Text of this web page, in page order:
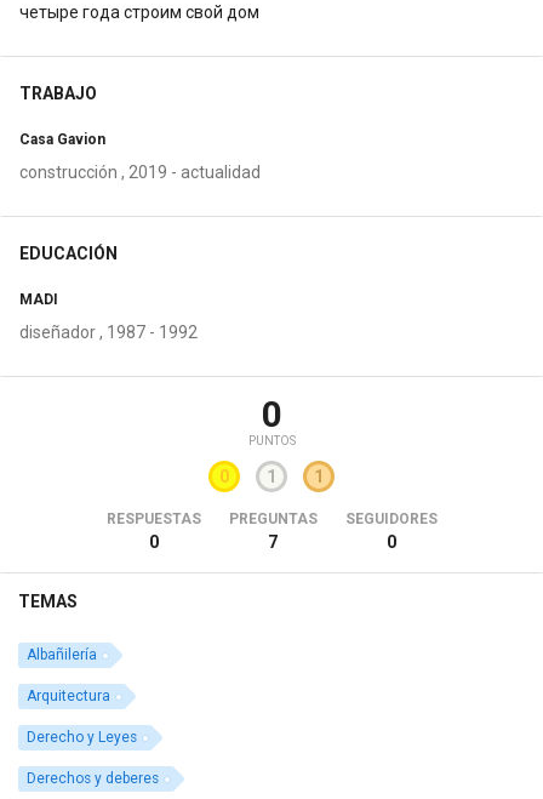
четыре года строим свой дом
TRABAJO
Casa Gavion
construcción , 2019 - actualidad
EDUCACIÓN
MADI
diseñador , 1987 - 1992
0
PUNTOS
0 1 1
RESPUESTAS
0
PREGUNTAS
7
SEGUIDORES
0
TEMAS
Albañilería
Arquitectura
Derecho y Leyes
Derechos y deberes